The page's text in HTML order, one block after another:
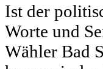
Ist der
Worte und
Wähler Bad